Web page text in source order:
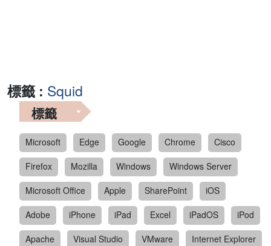
標籤 : Squid
標籤
Microsoft Edge Google Chrome
Cisco
Firefox
Mozilla Windows
Windows Server
Microsoft Office
Apple SharePoint
iOS
Adobe
iPhone iPad Excel iPadOS
iPod
Apache
Visual Studio VMware
Internet Explorer